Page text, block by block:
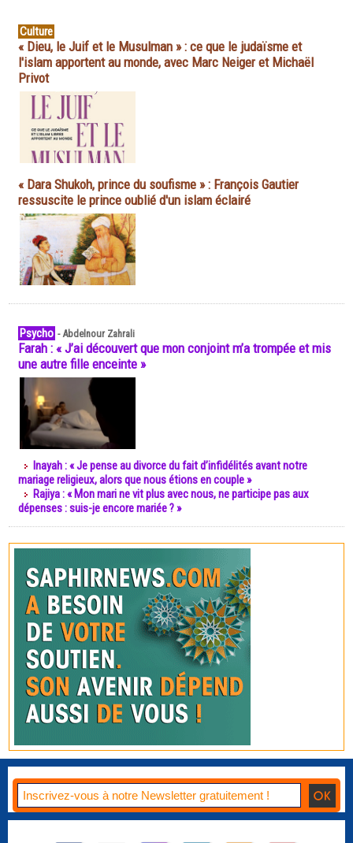
Culture
« Dieu, le Juif et le Musulman » : ce que le judaïsme et
l'islam apportent au monde, avec Marc Neiger et Michaël
Privot
« Dara Shukoh, prince du soufisme » : François Gautier
ressuscite le prince oublié d'un islam éclairé
Psycho -Abdelnour Zahrali
Farah : « J’ai découvert que mon conjoint m’a trompée et mis
une autre fille enceinte »
Inayah : « Je pense au divorce du fait d’infidélités avant notre
mariage religieux, alors que nous étions en couple »
Rajiya : « Mon mari ne vit plus avec nous, ne participe pas aux
dépenses : suis-je encore mariée ? »